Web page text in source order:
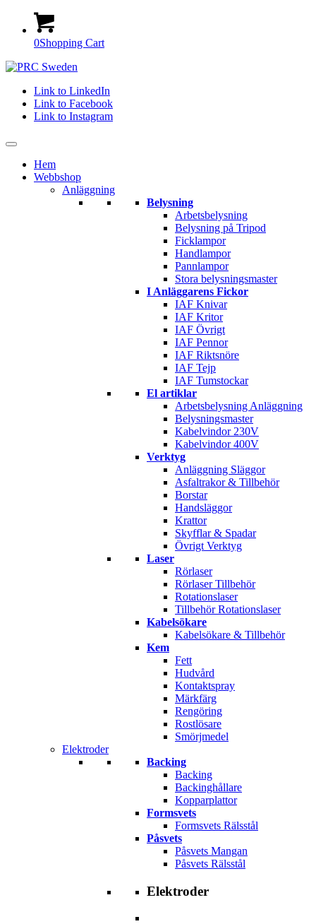
0Shopping Cart
Link to LinkedIn
Link to Facebook
Link to Instagram
Hem
Webbshop
Anläggning
Belysning
Arbetsbelysning
Belysning på Tripod
Ficklampor
Handlampor
Pannlampor
Stora belysningsmaster
I Anläggarens Fickor
IAF Knivar
IAF Kritor
IAF Övrigt
IAF Pennor
IAF Riktsnöre
IAF Tejp
IAF Tumstockar
El artiklar
Arbetsbelysning Anläggning
Belysningsmaster
Kabelvindor 230V
Kabelvindor 400V
Verktyg
Anläggning Släggor
Asfaltrakor & Tillbehör
Borstar
Handsläggor
Krattor
Skyfflar & Spadar
Övrigt Verktyg
Laser
Rörlaser
Rörlaser Tillbehör
Rotationslaser
Tillbehör Rotationslaser
Kabelsökare
Kabelsökare & Tillbehör
Kem
Fett
Hudvård
Kontaktspray
Märkfärg
Rengöring
Rostlösare
Smörjmedel
Elektroder
Backing
Backing
Backinghållare
Kopparplattor
Formsvets
Formsvets Rälsstål
Påsvets
Påsvets Mangan
Påsvets Rälsstål
Elektroder